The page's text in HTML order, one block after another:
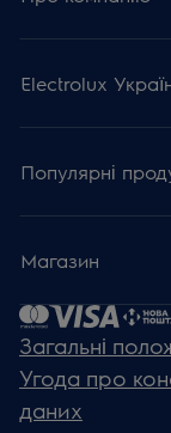
Electrolux
Популярні
Магазин
Загальні
Угода про
даних